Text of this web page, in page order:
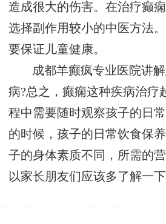
造成很大的伤害。在治疗癫
选择副作用较小的中医方法
要保证儿童健康。
成都羊癫疯专业医院讲
病?总之，癫痫这种疾病治疗
程中需要随时观察孩子的日
的时候，孩子的日常饮食保
子的身体素质不同，所需的
以家长朋友们应该多了解一